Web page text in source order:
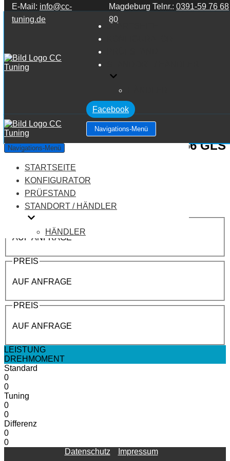
Zum Inhalt springen
E-Mail: info@cc-
tuning.de
Magdeburg Telnr.:0391-59 76 68
80
STARTSEITE
Facebook
Navigations-Menü
Navigations-Menü
STARTSEITE
KONFIGURATOR
PRÜFSTAND
STANDORT / HÄNDLER
HÄNDLER
Mercedes Benz GLS Klasse X166 GLS
Klasse GLS450
Leistung:333 PS
Drehmoment:480 NM
Motortyp:Benziner
PREIS
AUF ANFRAGE
PREIS
AUF ANFRAGE
PREIS
AUF ANFRAGE
LEISTUNG
DREHMOMENT
Standard
0
0
Tuning
0
0
Differenz
0
0
Datenschutz
Impressum